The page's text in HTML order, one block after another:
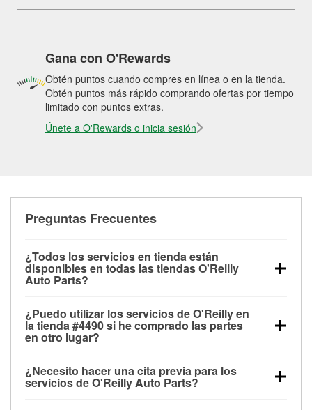
Gana con O'Rewards
Obtén puntos cuando compres en línea o en la tienda.
Obtén puntos más rápido comprando ofertas por tiempo
limitado con puntos extras.
Únete a O'Rewards o inicia sesión
Preguntas Frecuentes
¿Todos los servicios en tienda están
disponibles en todas las tiendas O'Reilly
Auto Parts?
las pruebas de batería, pruebas de alternador y
motor de arranque, revisión de la luz “Check Engine”
con O'Reilly VeriScan® e instalación de
limpiaparabrisas o bombillas, están disponibles en
todas las tiendas O'Reilly Auto Parts. La tienda
¿Puedo utilizar los servicios de O'Reilly en
la tienda #4490 si he comprado las partes
en otro lugar?
de O'Reilly Auto Parts que estén disponibles en la
tienda #4490 de Santa Fe, NM aunque hayas
¿Necesito hacer una cita previa para los
servicios de O'Reilly Auto Parts?